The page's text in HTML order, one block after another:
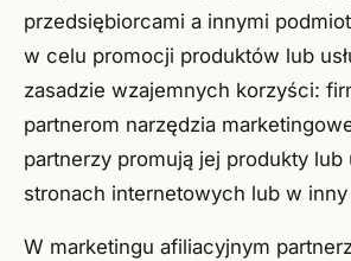
przedsiębiorcami a innymi
w celu promocji produktów lub
zasadzie wzajemnych korzyści:
partnerom narzędzia
partnerzy promują jej produkty lub
stronach internetowych lub w
W marketingu afiliacyjnym